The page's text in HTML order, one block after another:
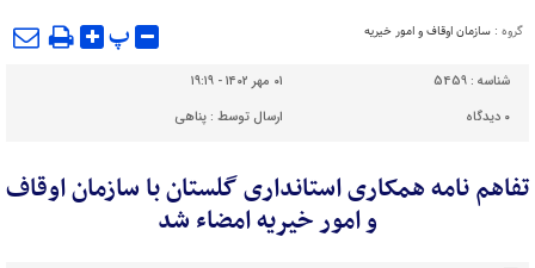
گروه : سازمان اوقاف و امور خیریه پ
شناسه : 5459
۰۱ مهر ۱۴۰۲ - ۱۹:۱۹
۰ دیدگاه ارسال توسط :پناهی
تفاهم نامه همکاری استانداری گلستان با سازمان اوقاف
و امور خیریه امضاء شد